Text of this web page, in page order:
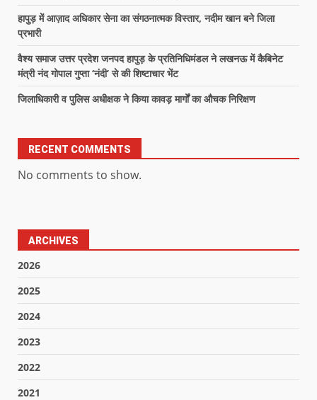
हापुड़ में आज़ाद अधिकार सेना का संगठनात्मक विस्तार, नदीम खान बने जिला
प्रभारी
वैश्य समाज उत्तर प्रदेश जनपद हापुड़ के प्रतिनिधिमंडल ने लखनऊ में कैबिनेट
मंत्री नंद गोपाल गुप्ता ‘नंदी’ से की शिष्टाचार भेंट
जिलाधिकारी व पुलिस अधीक्षक ने किया कावड़ मार्गों का औचक निरिक्षण
RECENT COMMENTS
No comments to show.
ARCHIVES
2026
2025
2024
2023
2022
2021